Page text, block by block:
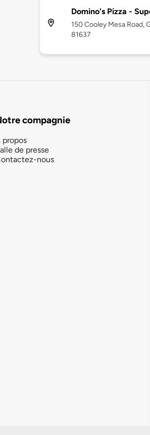
Domino's Pizza -
150 Cooley Mesa Road,
81637
compagnie
propos
de presse
nous